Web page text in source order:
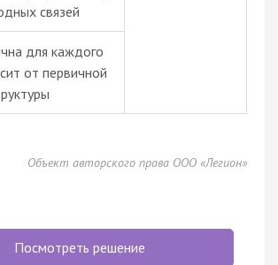
связей
для каждого
от первичной
Объект авторского права ООО «Легион»
Посмотреть решение